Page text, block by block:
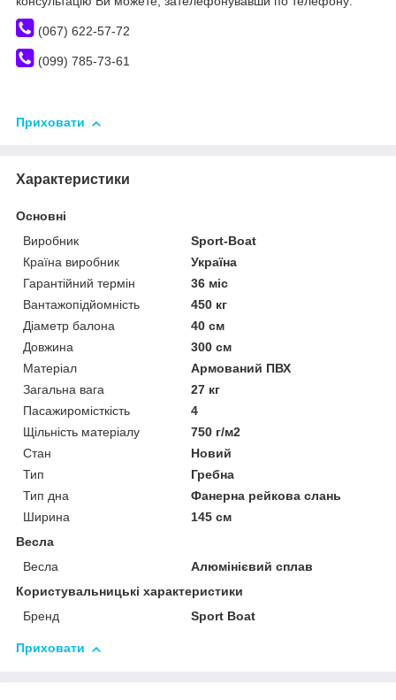
(067) 622-57-72
(099) 785-73-61
Приховати
Характеристики
Основні
Виробник
Sport-Boat
Країна виробник
Україна
Гарантійний термін
36 міс
Вантажопідйомність
450 кг
Діаметр балона
40 см
Довжина
300 см
Матеріал
Армований ПВХ
Загальна вага
27 кг
Пасажиромісткість
4
Щільність матеріалу
750 г/м2
Стан
Новий
Тип
Гребна
Тип дна
Фанерна рейкова слань
Ширина
145 см
Весла
Весла
Алюмінієвий сплав
Користувальницькі характеристики
Бренд
Sport Boat
Приховати